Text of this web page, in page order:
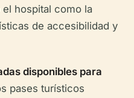
el hospital como la
de accesibilidad y
disponibles para
pases turísticos